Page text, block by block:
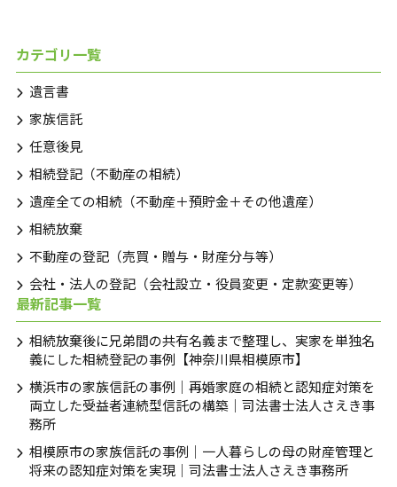
カテゴリ一覧
遺言書
家族信託
任意後見
相続登記（不動産の相続）
遺産全ての相続（不動産＋預貯金＋その他遺産）
相続放棄
不動産の登記（売買・贈与・財産分与等）
会社・法人の登記（会社設立・役員変更・定款変更等）
最新記事一覧
相続放棄後に兄弟間の共有名義まで整理し、実家を単独名
義にした相続登記の事例【神奈川県相模原市】
横浜市の家族信託の事例｜再婚家庭の相続と認知症対策を
両立した受益者連続型信託の構築｜司法書士法人さえき事
務所
相模原市の家族信託の事例｜一人暮らしの母の財産管理と
将来の認知症対策を実現｜司法書士法人さえき事務所